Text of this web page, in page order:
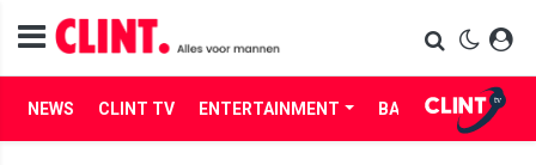
NEWS CLINT TV ENTERTAINMENT BABES LIFE